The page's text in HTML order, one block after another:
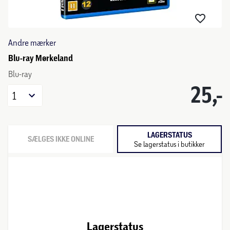
Andre mærker
Blu-ray Mørkeland
Blu-ray
25,-
1
SÆLGES IKKE ONLINE LAGERSTATUS
Se lagerstatus i butikker
Lagerstatus